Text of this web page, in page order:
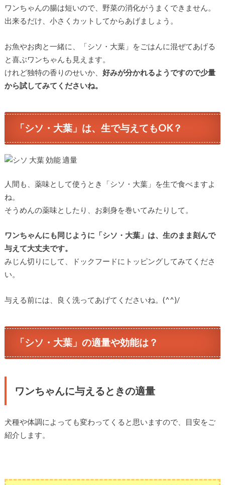
ワンちゃんの腸は短いので、野菜の消化がうまくできません。
出来るだけ、小さくカットしてからあげましょう。
お魚やお肉と一緒に、「シソ・大葉」をごはんに混ぜてあげる
と喜ぶワンちゃんも見えます。
けれど独特の香りのせいか、 好みが分かれるようですので少量
から試してみてくださいね。
「シソ・大葉」は、生で与えてもOK？
人間も、薬味として使うとき「シソ・大葉」を生で食べますよ
ね。
そうめんの薬味としたり、お刺身を巻いてみたりして。
ワンちゃんにも同じように「シソ・大葉」は、生のまま刻んで
与えて大丈夫です。
みじん切りにして、ドックフードにトッピングしてみてくださ
い。
与える前には、良く洗ってあげてくださいね。(^^)/
「シソ・大葉」の適量や効能は？
ワンちゃんに与えるときの適量
犬種や体調によっても変わってくると思いますので、目安をご
紹介します。